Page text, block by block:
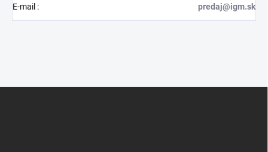
E-mail : predaj@igm.sk